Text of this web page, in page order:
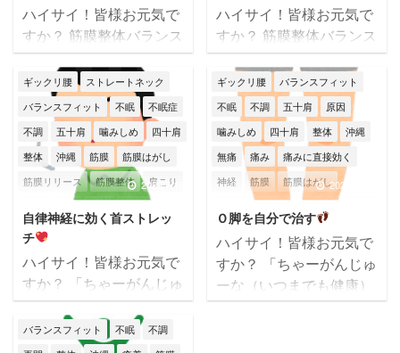
自律神経
自律神経失調症
身体不調
辛い 那覇市
頭痛
首痛
骨盤矯正
ハイサイ！皆様お元気で
すか？ 筋膜整体バランス
フィットの大城です
(*^^)v もう11月ですね
～って言ってる間に最終
週・・・ 金曜日からは１
２月ですよ(^▽^;) 年末の
忙しさに負けないよう
に、栄養と睡眠をしっか
りとって頑張りましょう
ね
今日のテーマは
【急な腰痛に効くツボ】
です
今日はギックリ
腰や、動き出す時に急に
腰が痛くなった
そん
な緊急時に『効果的なツ
辛い
那覇市 頭痛
首こり
首痛
骨盤矯正
ハイサイ！皆様お元気で
すか？ 筋膜整体バランス
フィットの大城です
(*^^)v いや～沖縄暑すぎ
ですι(´Д｀υ) あまりにも
暑いのでクーラーで冷や
し過ぎたり、冷たい物を
摂り過ぎで体調を崩さな
いようにしましょうね
本日のテーマは【なぜ
自律神経が乱れるの？】
です
自律神経が乱れ
ると→不眠・めまい・頭
痛・耳鳴り・内臓機能の
ギックリ腰
ストレートネック
バランスフィット
不眠
不眠症
不調
五十肩 噛みしめ
四十肩
整体
沖縄 筋膜
筋膜はがし
筋膜リリース
筋膜整体
肩こり
自律神経失調症
身体不調
辛い
那覇国場店
那覇市
頭痛 首こり 首痛
2025/7/15
自律神経に効く首ストレッ
チ
ハイサイ！皆様お元気で
すか？ 「ちゃーがんじゅ
ーな（いつまでも健康）
人生を！」 筋膜整体バラ
ンスフィットの大城です
ギックリ腰
バランスフィット
不眠
不調 五十肩
原因
噛みしめ
四十肩 整体
沖縄
無痛
痛み
痛みに直接効く
神経
筋膜
筋膜はがし
身体不調
辛い 那覇市
頭痛
首痛
2025/11/10
Ｏ脚を自分で治す
ハイサイ！皆様お元気で
すか？ 「ちゃーがんじゅ
ーな（いつまでも健康）
人生を！」 筋膜整体バラ
バランスフィット 不眠
不調